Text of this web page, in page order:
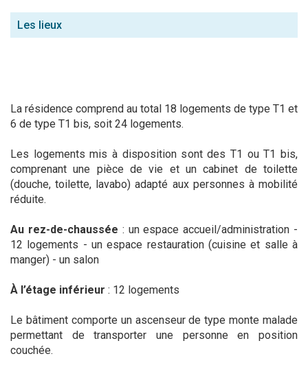
Les lieux
La résidence comprend au total 18 logements de type T1 et
6 de type T1 bis, soit 24 logements.
Les logements mis à disposition sont des T1 ou T1 bis,
comprenant une pièce de vie et un cabinet de toilette
(douche, toilette, lavabo) adapté aux personnes à mobilité
réduite.
Au rez-de-chaussée : un espace accueil/administration -
12 logements - un espace restauration (cuisine et salle à
manger) - un salon
À l’étage inférieur : 12 logements
Le bâtiment comporte un ascenseur de type monte malade
permettant de transporter une personne en position
couchée.